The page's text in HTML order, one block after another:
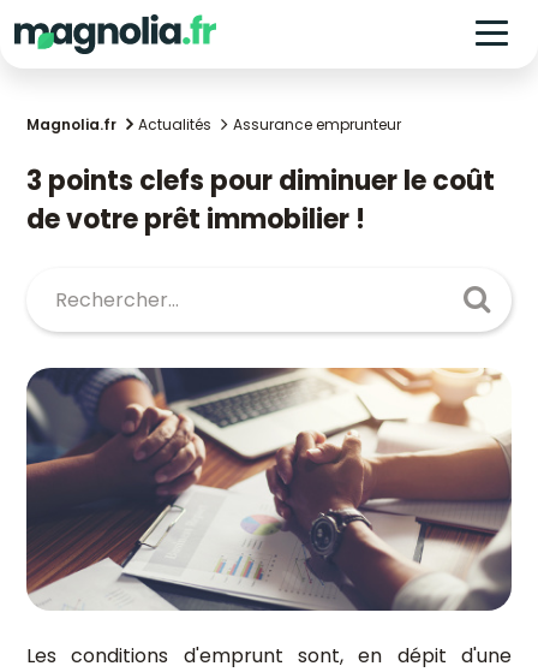
Magnolia.fr Actualités Assurance emprunteur
3 points clefs pour diminuer le coût
de votre prêt immobilier !
Les conditions d'emprunt sont, en dépit d'une